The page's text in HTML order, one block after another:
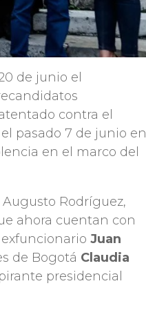
de junio el
contra el
pasado 7 de junio en
en el marco del
Rodríguez,
ahora cuentan con
exfuncionarioJuan
de Bogotá Claudia
presidencial